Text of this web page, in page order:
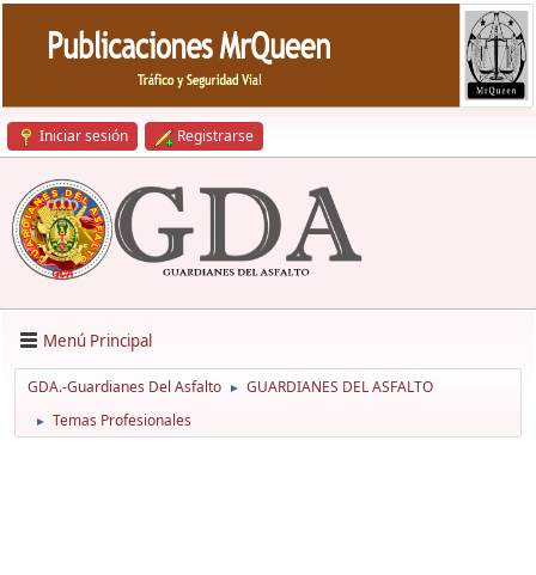
Iniciar sesión Registrarse
Menú Principal
GDA.-Guardianes Del Asfalto ► GUARDIANES DEL ASFALTO
► Temas Profesionales